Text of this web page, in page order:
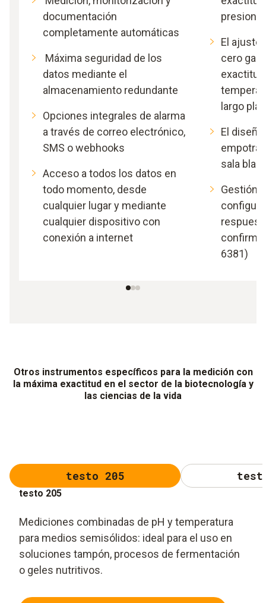
documentación
completamente automáticas
Máxima seguridad de los
datos mediante el
almacenamiento redundante
Opciones integrales de alarma
a través de correo electrónico,
SMS o webhooks
Acceso a todos los datos en
todo momento, desde
cualquier lugar y mediante
cualquier dispositivo con
conexión a internet
El ajuste
cero
largo
El
sala
Gestión
6381)
Otros instrumentos específicos para la medición con
la máxima exactitud en el sector de la biotecnología y
las ciencias de la vida
testo 205
testo 205
Mediciones combinadas de pH y temperatura
para medios semisólidos: ideal para el uso en
soluciones tampón, procesos de fermentación
o geles nutritivos.